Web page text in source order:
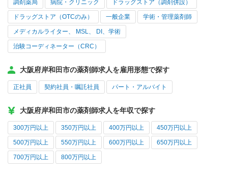
調剤薬局 病院・クリニック ドラッグストア（調剤併設）
ドラッグストア（OTCのみ） 一般企業 学術・管理薬剤師
メディカルライター、 MSL、 DI、学術
治験コーディネーター（CRC）
大阪府岸和田市の薬剤師求人を雇用形態で探す
正社員 契約社員・嘱託社員 パート・アルバイト
大阪府岸和田市の薬剤師求人を年収で探す
300万円以上 350万円以上 400万円以上 450万円以上
500万円以上 550万円以上 600万円以上 650万円以上
700万円以上 800万円以上